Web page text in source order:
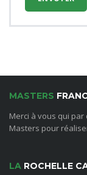
MASTERS
Merci à vous qui
Masters pour
LA ROCHELLE